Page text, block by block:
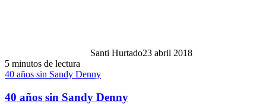
Santi Hurtado23 abril 2018
5 minutos de lectura
40 años sin Sandy Denny
40 años sin Sandy Denny